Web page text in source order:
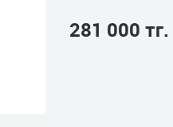
281 000 тг.